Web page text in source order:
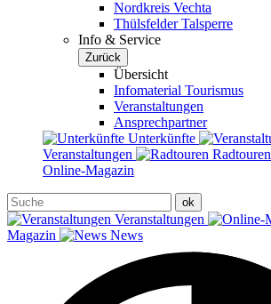
Nordkreis Vechta
Thülsfelder Talsperre
Info & Service
Zurück
Übersicht
Infomaterial Tourismus
Veranstaltungen
Ansprechpartner
Unterkünfte
Veranstaltungen
Radtouren
Online-Magazin
Veranstaltungen
Magazin
News